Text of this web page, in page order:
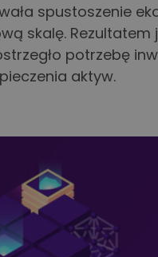
spustoszenie
skalę. Rezultatem
potrzebę
aktyw.